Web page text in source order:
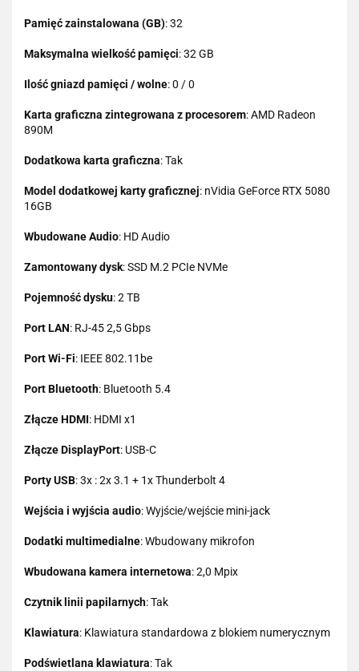
Pamięć zainstalowana (GB): 32
Maksymalna wielkość pamięci: 32 GB
Ilość gniazd pamięci / wolne: 0 / 0
Karta graficzna zintegrowana z procesorem: AMD Radeon
890M
Dodatkowa karta graficzna: Tak
Model dodatkowej karty graficznej: nVidia GeForce RTX 5080
16GB
Wbudowane Audio: HD Audio
Zamontowany dysk: SSD M.2 PCIe NVMe
Pojemność dysku: 2 TB
Port LAN: RJ-45 2,5 Gbps
Port Wi-Fi: IEEE 802.11be
Port Bluetooth: Bluetooth 5.4
Złącze HDMI: HDMI x1
Złącze DisplayPort: USB-C
Porty USB: 3x : 2x 3.1 + 1x Thunderbolt 4
Wejścia i wyjścia audio: Wyjście/wejście mini-jack
Dodatki multimedialne: Wbudowany mikrofon
Wbudowana kamera internetowa: 2,0 Mpix
Czytnik linii papilarnych: Tak
Klawiatura: Klawiatura standardowa z blokiem numerycznym
Podświetlana klawiatura: Tak